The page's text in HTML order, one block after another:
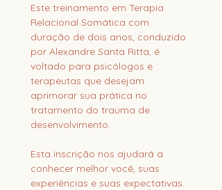
Este treinamento em Terapia
Relacional Somática com
duração de dois anos, conduzido
por Alexandre Santa Ritta, é
voltado para psicólogos e
terapeutas que desejam
aprimorar sua prática no
tratamento do trauma de
Esta inscrição nos ajudará a
conhecer melhor você, suas
experiências e suas expectativas.